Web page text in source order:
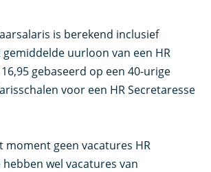
is berekend inclusief
uurloon van een HR
gebaseerd op een 40-urige
voor een HR Secretaresse
moment geen vacatures HR
hebben wel vacatures van